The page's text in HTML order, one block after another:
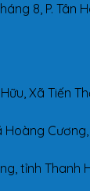
8, P. Tân
Xã Tiến
Cương,
tỉnh Thanh